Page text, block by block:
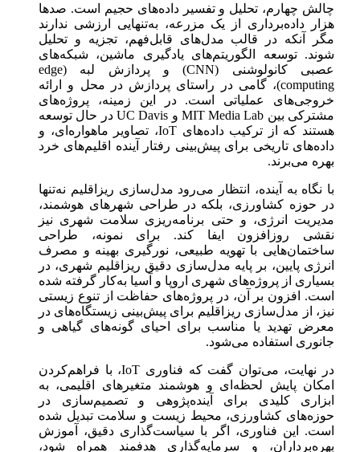
چالش چهارم، تحلیل و تفسیر داده‌های حجیم است. صدها
هزار داده‌برداری از یک مزرعه، به‌تنهایی ارزشی ندارند
مگر آنکه در قالب مدل‌های قابل‌فهم، تجزیه و تحلیل
شوند. توسعه الگوریتم‌های یادگیری ماشین، شبکه‌های
عصبی کانولوشنی (CNN) و پردازش لبه (edge
computing)، گامی در راستای پردازش در محل و ارائه
خروجی‌های عملیاتی است. در این زمینه، پروژه‌های
مشترکی بین MIT Media Lab و UC Davis در حال توسعه
هستند که از ترکیب داده‌های IoT، تصاویر ماهواره‌ای، و
داده‌های تاریخی برای پیش‌بینی رفتار آینده اقلیم‌های خرد
بهره می‌برند.
با نگاه به آینده، انتظار می‌رود مدل‌سازی ریزاقلیم نه‌تنها
در حوزه کشاورزی، بلکه در طراحی شهرهای هوشمند،
مدیریت انرژی، و حتی برنامه‌ریزی سلامت شهری نیز
نقشی روزافزون ایفا کند. برای نمونه، طراحی
ساختمان‌هایی با تهویه طبیعی، نورگیری بهینه و مصرف
انرژی پایین، بر پایه مدل‌سازی دقیق ریزاقلیم شهری، در
بسیاری از پروژه‌های شهری اروپا و آسیا به‌کار گرفته شده
است. افزون بر آن، در پروژه‌های حفاظت از تنوع زیستی
نیز، از مدل‌سازی ریزاقلیم برای پیش‌بینی زیستگاه‌های در
معرض تهدید یا مناسب برای احیای گونه‌های گیاهی و
جانوری استفاده می‌شود.
در نهایت، می‌توان گفت که فناوری IoT، با فراهم‌کردن
امکان پایش لحظه‌ای و هوشمند متغیرهای اقلیمی، به
ابزاری کلیدی برای آینده‌پژوهی و تصمیم‌سازی در
حوزه‌های کشاورزی، محیط زیست و سلامت تبدیل شده
است. این فناوری، اگر با سیاست‌گذاری دقیق، آموزش
بهره‌برداران، و سرمایه‌گذاری هدفمند همراه شود،